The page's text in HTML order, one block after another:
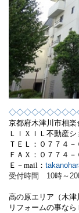
京都府木津川市相
ＬＩＸＩＬ不動産
ＴＥＬ：０７７４－
ＦＡＸ：０７７４－
Ｅ－ mail ：
受付時間 10時～
高の原エリア（木津
リフォームの事な